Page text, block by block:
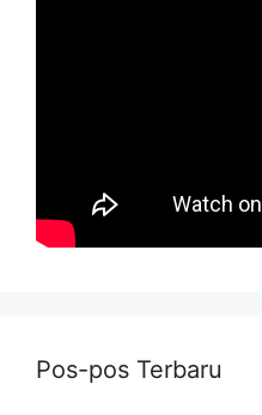
Pos-pos Terbaru